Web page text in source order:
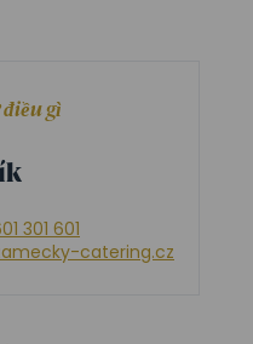
gì
301 601
catering.cz